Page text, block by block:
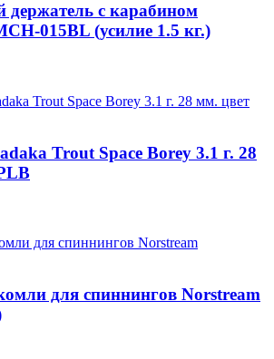
с карабином
015BL (усилие 1.5 кг.)
Trout Space Borey 3.1 г. 28
для спиннингов Norstream